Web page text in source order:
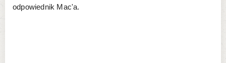
odpowiednik Mac'a.